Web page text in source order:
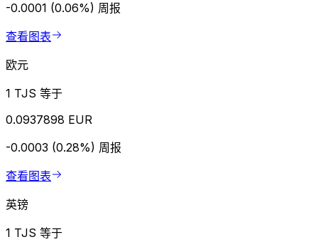
-0.0001 (0.06%) 周报
查看图表
欧元
1 TJS 等于
0.0937898 EUR
-0.0003 (0.28%) 周报
查看图表
英镑
1 TJS 等于